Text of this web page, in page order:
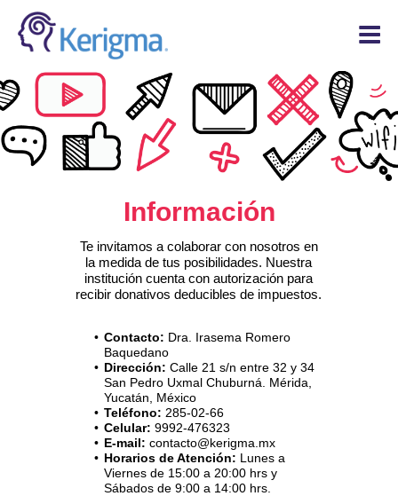
INICIO
NOSOTROS
SERVICIOS
INSTALACIONES
CONTACTO
DONAR
Información
Te invitamos a colaborar con nosotros en
la medida de tus posibilidades. Nuestra
institución cuenta con autorización para
recibir donativos deducibles de impuestos.
Contacto: Dra. Irasema Romero
Baquedano
Dirección: Calle 21 s/n entre 32 y 34
San Pedro Uxmal Chuburná. Mérida,
Yucatán, México
Teléfono: 285-02-66
Celular: 9992-476323
E-mail: contacto@kerigma.mx
Horarios de Atención: Lunes a
Viernes de 15:00 a 20:00 hrs y
Sábados de 9:00 a 14:00 hrs.